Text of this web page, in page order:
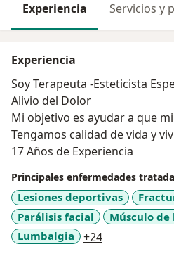
Experiencia Servicios y
Experiencia
Soy Terapeuta -Esteticista Especialista en Manejo Y
Alivio del Dolor
Mi objetivo es ayudar a que
17 Años de Experiencia
Principales enfermedades
Lesiones deportivas
Parálisis facial
Músculo
Lumbalgia
+24